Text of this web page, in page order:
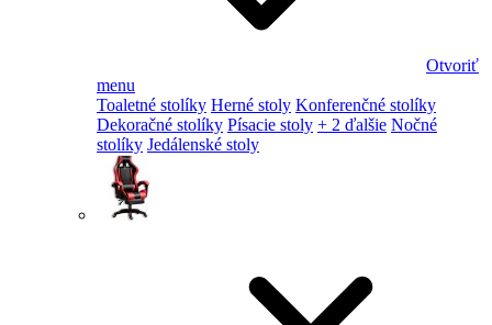
Otvoriť
menu
Toaletné stolíky Herné stoly Konferenčné stolíky
Dekoračné stolíky Písacie stoly + 2 ďalšie Nočné
stolíky Jedálenské stoly